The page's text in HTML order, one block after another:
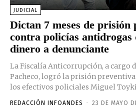
JUDICIAL
Dictan 7 meses de prisión
contra policías antidrogas
dinero a denunciante
La Fiscalía Anticorrupción, a cargo
Pacheco, logró la prisión
los efectivos policiales Miguel
REDACCIÓN INFOANDES - 23 DE MAYO